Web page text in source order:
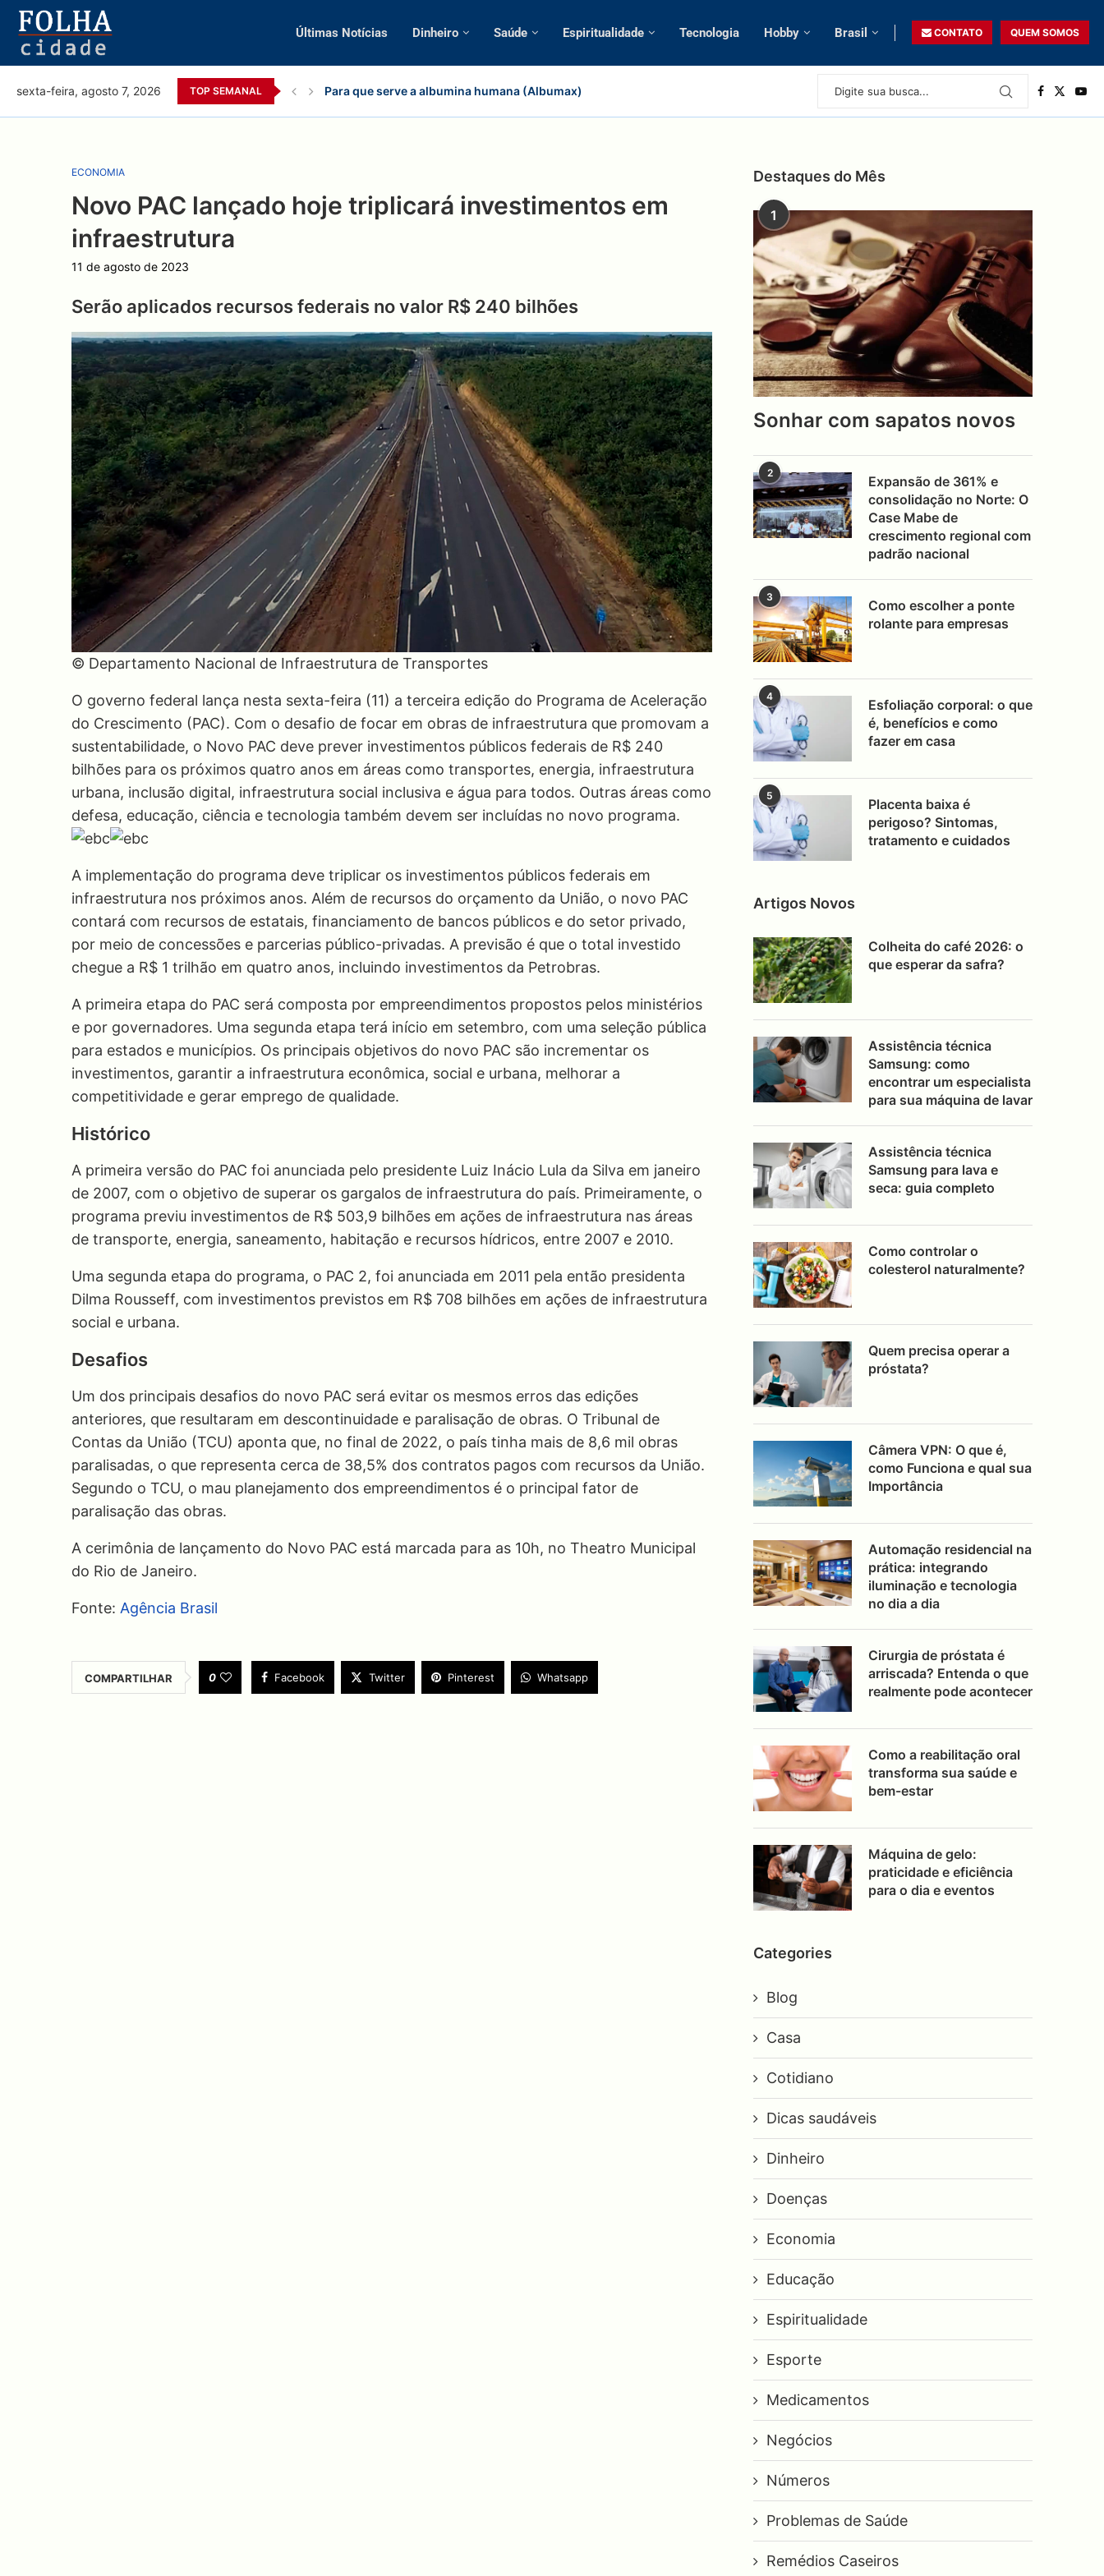
Últimas Notícias Dinheiro Saúde Espiritualidade Tecnologia Hobby Brasil CONTATO QUEM SOMOS
sexta-feira, agosto 7, 2026 TOP SEMANAL Para que serve a albumina humana (Albumax)
ECONOMIA
Novo PAC lançado hoje triplicará investimentos em
infraestrutura
11 de agosto de 2023
Serão aplicados recursos federais no valor R$ 240 bilhões
© Departamento Nacional de Infraestrutura de Transportes
O governo federal lança nesta sexta-feira (11) a terceira edição do Programa de Aceleração
do Crescimento (PAC). Com o desafio de focar em obras de infraestrutura que promovam a
sustentabilidade, o Novo PAC deve prever investimentos públicos federais de R$ 240
bilhões para os próximos quatro anos em áreas como transportes, energia, infraestrutura
urbana, inclusão digital, infraestrutura social inclusiva e água para todos. Outras áreas como
defesa, educação, ciência e tecnologia também devem ser incluídas no novo programa.
A implementação do programa deve triplicar os investimentos públicos federais em
infraestrutura nos próximos anos. Além de recursos do orçamento da União, o novo PAC
contará com recursos de estatais, financiamento de bancos públicos e do setor privado,
por meio de concessões e parcerias público-privadas. A previsão é que o total investido
chegue a R$ 1 trilhão em quatro anos, incluindo investimentos da Petrobras.
A primeira etapa do PAC será composta por empreendimentos propostos pelos ministérios
e por governadores. Uma segunda etapa terá início em setembro, com uma seleção pública
para estados e municípios. Os principais objetivos do novo PAC são incrementar os
investimentos, garantir a infraestrutura econômica, social e urbana, melhorar a
competitividade e gerar emprego de qualidade.
Histórico
A primeira versão do PAC foi anunciada pelo presidente Luiz Inácio Lula da Silva em janeiro
de 2007, com o objetivo de superar os gargalos de infraestrutura do país. Primeiramente, o
programa previu investimentos de R$ 503,9 bilhões em ações de infraestrutura nas áreas
de transporte, energia, saneamento, habitação e recursos hídricos, entre 2007 e 2010.
Uma segunda etapa do programa, o PAC 2, foi anunciada em 2011 pela então presidenta
Dilma Rousseff, com investimentos previstos em R$ 708 bilhões em ações de infraestrutura
social e urbana.
Desafios
Um dos principais desafios do novo PAC será evitar os mesmos erros das edições
anteriores, que resultaram em descontinuidade e paralisação de obras. O Tribunal de
Contas da União (TCU) aponta que, no final de 2022, o país tinha mais de 8,6 mil obras
paralisadas, o que representa cerca de 38,5% dos contratos pagos com recursos da União.
Segundo o TCU, o mau planejamento dos empreendimentos é o principal fator de
paralisação das obras.
A cerimônia de lançamento do Novo PAC está marcada para as 10h, no Theatro Municipal
do Rio de Janeiro.
Fonte: Agência Brasil
COMPARTILHAR 0 Facebook Twitter Pinterest Whatsapp
Destaques do Mês
1
Sonhar com sapatos novos
2
Expansão de 361% e
consolidação no Norte: O
Case Mabe de
crescimento regional com
padrão nacional
3
Como escolher a ponte
rolante para empresas
4
Esfoliação corporal: o que
é, benefícios e como
fazer em casa
5
Placenta baixa é
perigoso? Sintomas,
tratamento e cuidados
Artigos Novos
Colheita do café 2026: o
que esperar da safra?
Assistência técnica
Samsung: como
encontrar um especialista
para sua máquina de lavar
Assistência técnica
Samsung para lava e
seca: guia completo
Como controlar o
colesterol naturalmente?
Quem precisa operar a
próstata?
Câmera VPN: O que é,
como Funciona e qual sua
Importância
Automação residencial na
prática: integrando
iluminação e tecnologia
no dia a dia
Cirurgia de próstata é
arriscada? Entenda o que
realmente pode acontecer
Como a reabilitação oral
transforma sua saúde e
bem-estar
Máquina de gelo:
praticidade e eficiência
para o dia e eventos
Categories
Blog
Casa
Cotidiano
Dicas saudáveis
Dinheiro
Doenças
Economia
Educação
Espiritualidade
Esporte
Medicamentos
Negócios
Números
Problemas de Saúde
Remédios Caseiros